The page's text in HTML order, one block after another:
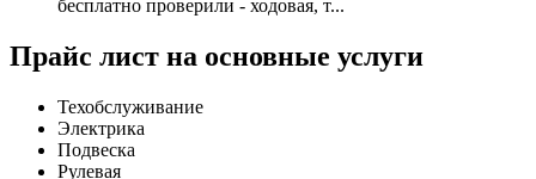
бесплатно проверили - ходовая, т...
Прайс лист на основные услуги
Техобслуживание
Электрика
Подвеска
Рулевая